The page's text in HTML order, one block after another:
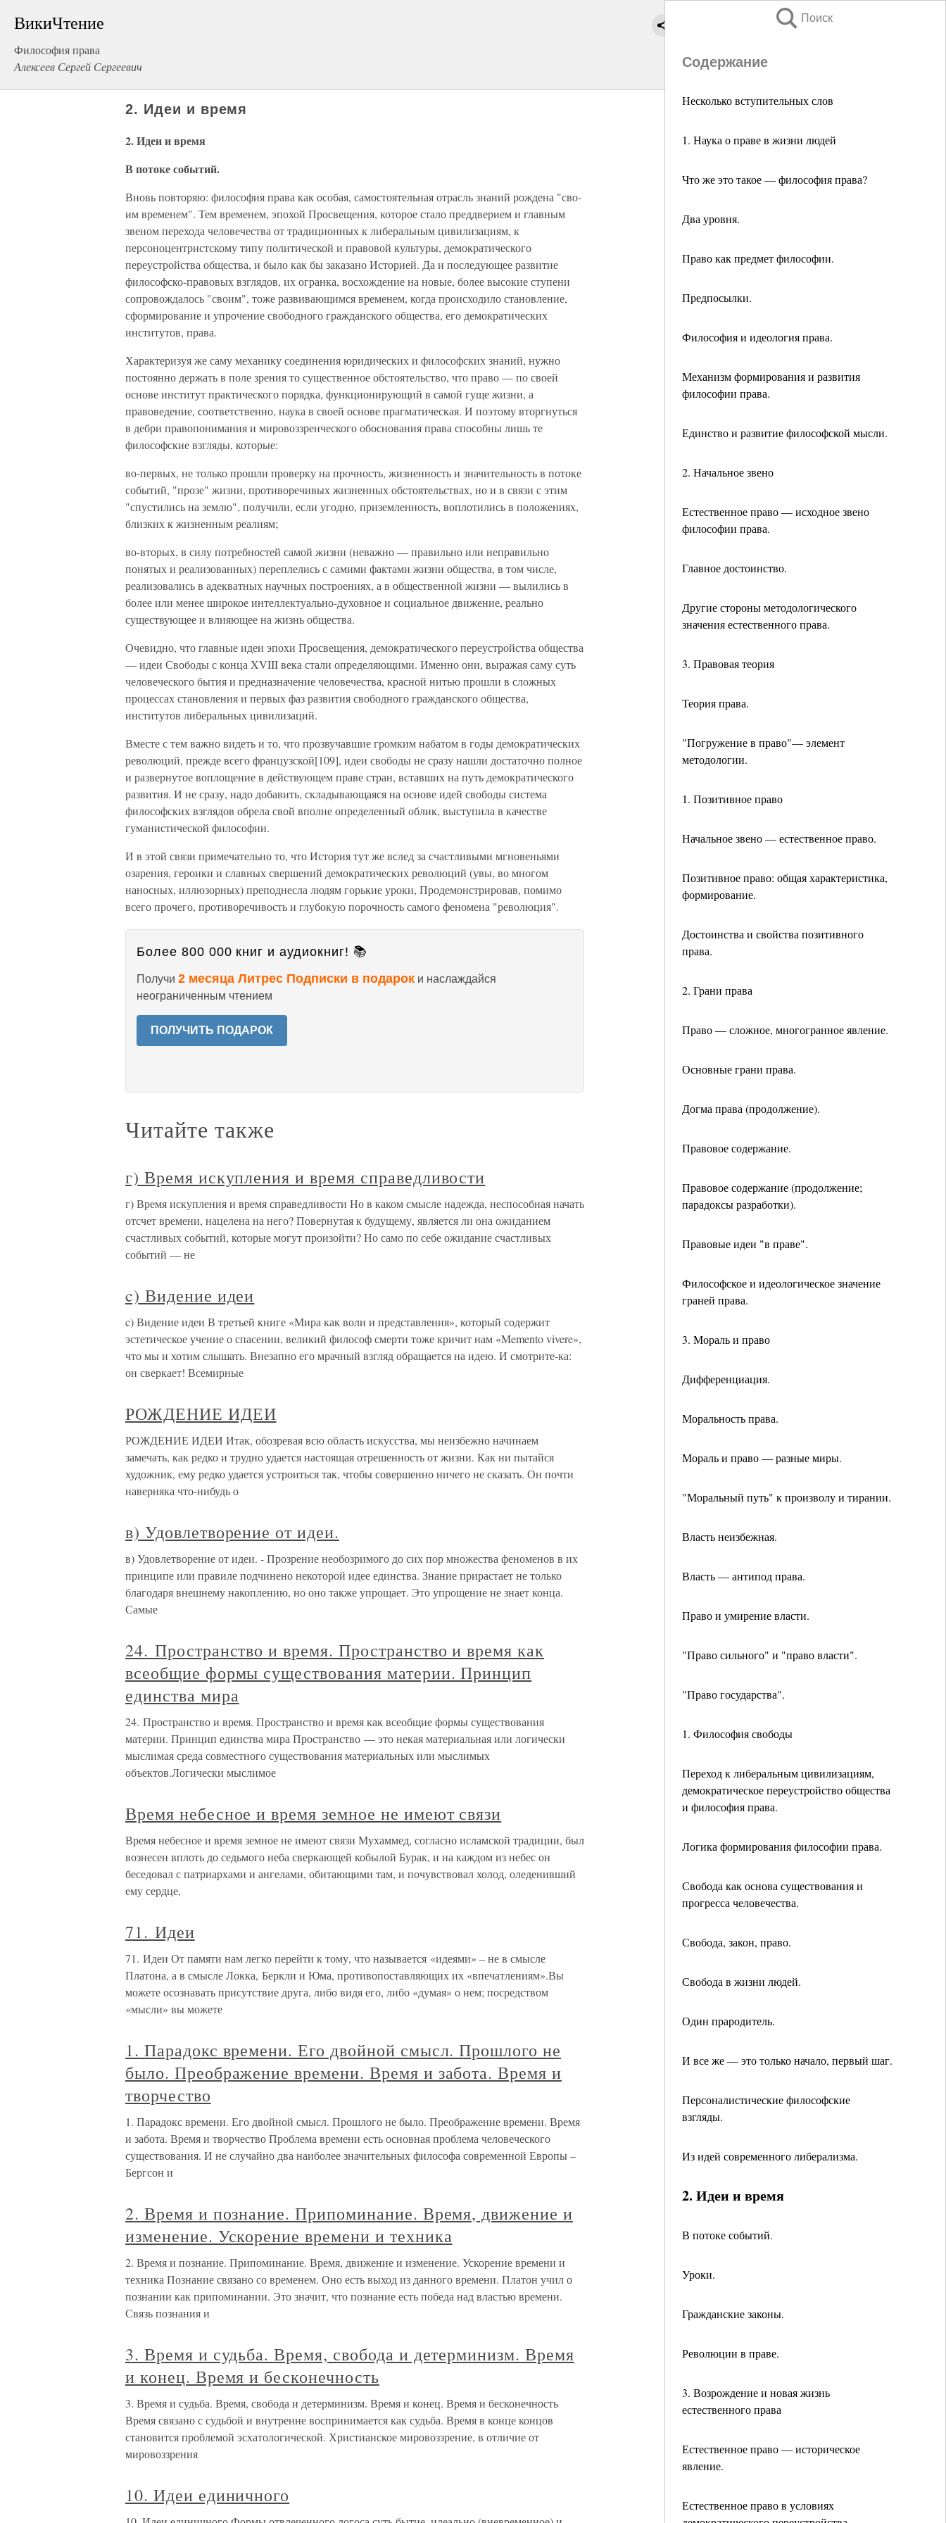
ВикиЧтение
Философия права
Алексеев Сергей Сергеевич
Поиск
Содержание
Несколько вступительных слов
1. Наука о праве в жизни людей
Что же это такое — философия права?
Два уровня.
Право как предмет философии.
Предпосылки.
Философия и идеология права.
Механизм формирования и развития
философии пра­ва.
Единство и развитие философской мысли.
2. Начальное звено
Естественное право — исходное звено
философии права.
Главное достоинство.
Другие стороны методологического
значения естест­венного права.
3. Правовая теория
Теория права.
"Погружение в право"— элемент
методологии.
1. Позитивное право
Начальное звено — естественное право.
Позитивное право: общая характеристика,
формиро­вание.
Достоинства и свойства позитивного
права.
2. Грани права
Право — сложное, многогранное явление.
Основные грани права.
Догма права (продолжение).
Правовое содержание.
Правовое содержание (продолжение;
парадоксы разработки).
Правовые идеи "в праве".
Философское и идеологическое значение
граней права.
3. Мораль и право
Дифференциация.
Моральность права.
Мораль и право — разные миры.
"Моральный путь" к произволу и тирании.
Власть неизбежная.
Власть — антипод права.
Право и умирение власти.
"Право сильного" и "право власти".
"Право государства".
1. Философия свободы
Переход к либеральным цивилизациям,
демократи­ческое переустройство общества
и философия права.
Логика формирования философии права.
Свобода как основа существования и
прогресса че­ловечества.
Свобода, закон, право.
Свобода в жизни людей.
Один прародитель.
И все же — это только начало, первый шаг.
Персоналистические философские
взгляды.
Из идей современного либерализма.
2. Идеи и время
В потоке событий.
Уроки.
Гражданские законы.
Революции в праве.
3. Возрождение и новая жизнь
естественного права
Естественное право — историческое
явление.
Естественное право в условиях
2. Идеи и время
2. Идеи и время
В потоке событий.
Вновь повторяю: философия права как особая, самостоятельная отрасль знаний рождена "сво­
им временем". Тем временем, эпохой Просвещения, которое стало преддверием и главным
звеном перехода человечест­ва от традиционных к либеральным цивилизациям, к
персоноцентристскому типу политической и правовой культуры, демократического
переустройства общества, и было как бы заказано Историей. Да и последующее развитие
философско-правовых взглядов, их огранка, восхождение на новые, более высокие ступени
сопровождалось "своим", тоже развивающимся временем, когда происходило становление,
сформирование и упрочение свободного гражданского обще­ства, его демократических
институтов, права.
Характеризуя же саму механику соединения юридических и философских знаний, нужно
постоянно держать в поле зрения то существенное обстоятельство, что право — по сво­ей
основе институт практического порядка, функционирую­щий в самой гуще жизни, а
правоведение, соответственно, наука в своей основе прагматическая. И поэтому вторгнуться
в дебри правопонимания и мировоззренческого обоснования права способны лишь те
философские взгляды, которые:
во-первых, не только прошли проверку на прочность, жизненность и значительность в потоке
событий, "прозе" жизни, противоречивых жизненных обстоятельствах, но и в связи с этим
"спустились на землю", получили, если угод­но, приземленность, воплотились в положениях,
близких к жизненным реалиям;
во-вторых, в силу потребностей самой жизни (неважно — правильно или неправильно
понятых и реализованных) переплелись с самими фактами жизни общества, в том чис­ле,
реализовались в адекватных научных построениях, а в общественной жизни — вылились в
более или менее широкое интеллектуально-духовное и социальное движение, ре­ально
существующее и влияющее на жизнь общества.
Очевидно, что главные идеи эпохи Просвещения, де­мократического переустройства общества
— идеи Свободы с конца XVIII века стали определяющими. Именно они, вы­ражая саму суть
человеческого бытия и предназначение человечества, красной нитью прошли в сложных
процессах становления и первых фаз развития свободного граждан­ского общества,
институтов либеральных цивилизаций.
Вместе с тем важно видеть и то, что прозвучавшие гром­ким набатом в годы демократических
революций, прежде все­го французской[109], идеи свободы не сразу нашли достаточно полное
и развернутое воплощение в действующем праве стран, вставших на путь демократического
развития. И не сразу, надо добавить, складывающаяся на основе идей свободы система
философских взглядов обрела свой вполне определенный об­лик, выступила в качестве
гуманистической философии.
И в этой связи примечательно то, что История тут же вслед за счастливыми мгновеньями
озарения, героики и славных свершений демократических революций (увы, во многом
наносных, иллюзорных) преподнесла людям горькие уроки, Продемонстрировав, помимо
всего прочего, противоречивость и глубокую порочность самого феномена "революция".
Более 800 000 книг и аудиокниг! 📚
Получи 2 месяца Литрес Подписки в подарок и наслаждайся
неограниченным чтением
ПОЛУЧИТЬ ПОДАРОК
Читайте также
г) Время искупления и время справедливости
г) Время искупления и время справедливости Но в каком смысле надежда, неспособная начать
отсчет времени, нацелена на него? Повернутая к будущему, является ли она ожиданием
счастливых событий, которые могут произойти? Но само по себе ожидание счастливых
событий — не
c) Видение идеи
c) Видение идеи В третьей книге «Мира как воли и представления», который содержит
эстетическое учение о спасении, великий философ смерти тоже кричит нам «Memento vivere»,
что мы и хотим слышать. Внезапно его мрачный взгляд обращается на идею. И смотрите-ка:
он сверкает! Всемирные
РОЖДЕНИЕ ИДЕИ
РОЖДЕНИЕ ИДЕИ Итак, обозревая всю область искусства, мы неизбежно начинаем
замечать, как редко и трудно удается настоящая отрешенность от жизни. Как ни пытайся
художник, ему редко удается устроиться так, чтобы совершенно ничего не сказать. Он почти
наверняка что-нибудь о
в) Удовлетворение от идеи.
в) Удовлетворение от идеи. - Прозрение необозримого до сих пор множества феноменов в их
принципе или правиле подчинено некоторой идее единства. Знание прирастает не только
благодаря внешнему накоплению, но оно также упрощает. Это упрощение не знает конца.
Самые
24. Пространство и время. Пространство и время как
всеобщие формы существования материи. Принцип
единства мира
24. Пространство и время. Пространство и время как всеобщие формы существования
материи. Принцип единства мира Пространство — это некая материальная или логически
мыслимая среда совместного существования материальных или мыслимых
объектов.Логически мыслимое
Время небесное и время земное не имеют связи
Время небесное и время земное не имеют связи Мухаммед, согласно исламской традиции, был
вознесен вплоть до седьмого неба сверкающей кобылой Бурак, и на каждом из небес он
беседовал с патриархами и ангелами, обитающими там, и почувствовал холод, оледенивший
ему сердце,
71. Идеи
71. Идеи От памяти нам легко перейти к тому, что называется «идеями» – не в смысле
Платона, а в смысле Локка, Беркли и Юма, противопоставляющих их «впечатлениям».Вы
можете осознавать присутствие друга, либо видя его, либо «думая» о нем; посредством
«мысли» вы можете
1. Парадокс времени. Его двойной смысл. Прошлого не
было. Преображение времени. Время и забота. Время и
творчество
1. Парадокс времени. Его двойной смысл. Прошлого не было. Преображение времени. Время
и забота. Время и творчество Проблема времени есть основная проблема человеческого
существования. И не случайно два наиболее значительных философа современной Европы –
Бергсон и
2. Время и познание. Припоминание. Время, движение и
изменение. Ускорение времени и техника
2. Время и познание. Припоминание. Время, движение и изменение. Ускорение времени и
техника Познание связано со временем. Оно есть выход из данного времени. Платон учил о
познании как припоминании. Это значит, что познание есть победа над властью времени.
Связь познания и
3. Время и судьба. Время, свобода и детерминизм. Время
и конец. Время и бесконечность
3. Время и судьба. Время, свобода и детерминизм. Время и конец. Время и бесконечность
Время связано с судьбой и внутренне воспринимается как судьба. Время в конце концов
становится проблемой эсхатологической. Христианское мировоззрение, в отличие от
мировоззрения
10. Идеи единичного